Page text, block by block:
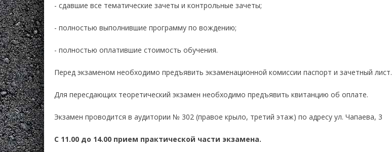
- сдавшие все тематические зачеты и контрольные зачеты;
- полностью выполнившие программу по вождению;
- полностью оплатившие стоимость обучения.
Перед экзаменом необходимо предъявить экзаменационной комиссии паспорт и зачетный лист.
Для пересдающих теоретический экзамен необходимо предъявить квитанцию об оплате.
Экзамен проводится в аудитории № 302 (правое крыло, третий этаж) по адресу ул. Чапаева, 3
С 11.00 до 14.00 прием практической части экзамена.